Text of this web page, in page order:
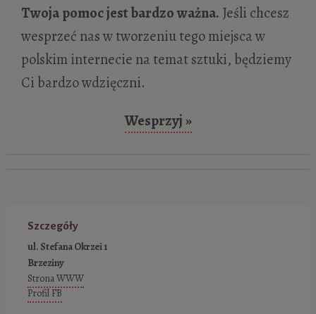
Twoja pomoc jest bardzo ważna. Jeśli chcesz
wesprzeć nas w tworzeniu tego miejsca w
polskim internecie na temat sztuki, będziemy
Ci bardzo wdzięczni.
Wesprzyj »
Szczegóły
ul. Stefana Okrzei 1
Brzeziny
Strona WWW
Profil FB